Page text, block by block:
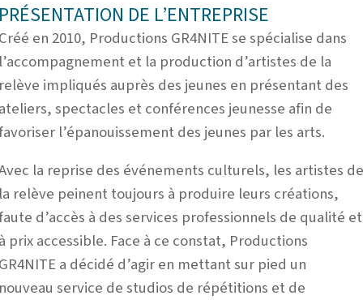
DE L’ENTREPRISE
en 2010, Productions GR4NITE se spécialise dans
et la production d’artistes de la
impliqués auprès des jeunes en présentant des
spectacles et conférences jeunesse afin de
l’épanouissement des jeunes par les arts.
la reprise des événements culturels, les artistes
relève peinent toujours à produire leurs créations,
d’accès à des services professionnels de qualité et
prix accessible. Face à ce constat, Productions
a décidé d’agir en mettant sur pied un
service de studios de répétitions et de